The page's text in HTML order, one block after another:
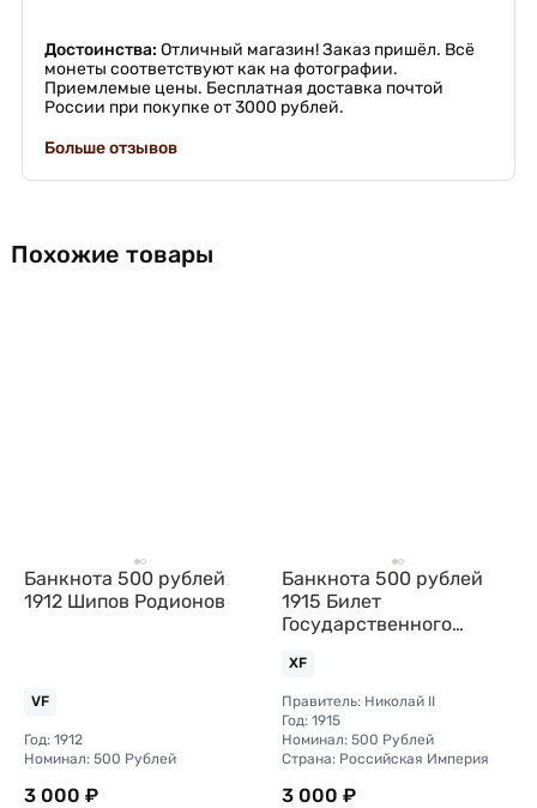
Достоинства: Отличный магазин! Заказ пришёл. Всё
монеты соответствуют как на фотографии.
Приемлемые цены. Бесплатная доставка почтой
России при покупке от 3000 рублей.
Больше отзывов
Похожие товары
Банкнота 500 рублей
1912 Шипов Родионов
VF
Год: 1912
Номинал: 500 Рублей
3 000 ₽
Банкнота 500 рублей
1915 Билет
Государственного
XF
Правитель: Николай II
Год: 1915
Номинал: 500 Рублей
Страна: Российская Империя
3 000 ₽